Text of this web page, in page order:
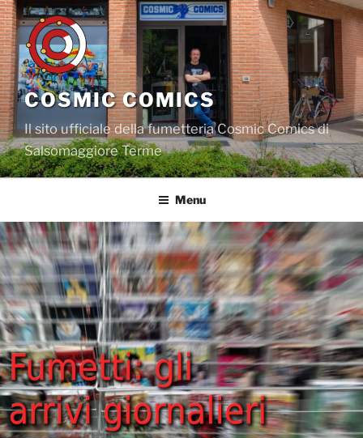
Salta
al
contenuto
COSMIC COMICS
Il sito ufficiale della fumetteria Cosmic Comics di
Salsomaggiore Terme
Menu